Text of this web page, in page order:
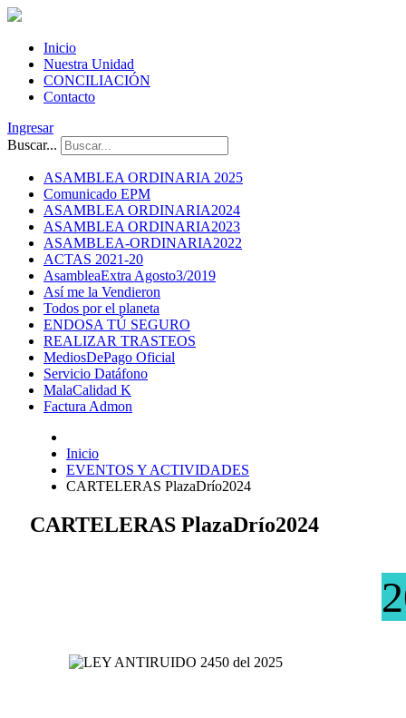
Inicio
Nuestra Unidad
CONCILIACIÓN
Contacto
Ingresar
Buscar...
ASAMBLEA ORDINARIA 2025
Comunicado EPM
ASAMBLEA ORDINARIA2024
ASAMBLEA ORDINARIA2023
ASAMBLEA-ORDINARIA2022
ACTAS 2021-20
AsambleaExtra Agosto3/2019
Así me la Vendieron
Todos por el planeta
ENDOSA TÚ SEGURO
REALIZAR TRASTEOS
MediosDePago Oficial
Servicio Datáfono
MalaCalidad K
Factura Admon
Inicio
EVENTOS Y ACTIVIDADES
CARTELERAS PlazaDrío2024
CARTELERAS PlazaDrío2024